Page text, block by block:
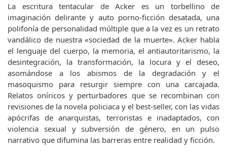
La escritura tentacular de Acker es un torbellino de
imaginación delirante y auto porno-ficción desatada, una
polifonía de personalidad múltiple que a la vez es un retrato
vandálico de nuestra «sociedad de la muerte». Acker habla
el lenguaje del cuerpo, la memoria, el antiautoritarismo, la
desintegración, la transformación, la locura y el deseo,
asomándose a los abismos de la degradación y el
masoquismo para resurgir siempre con una carcajada.
Relatos oníricos y perturbadores que se recombinan con
revisiones de la novela policiaca y el best-seller, con las vidas
apócrifas de anarquistas, terroristas e inadaptados, con
violencia sexual y subversión de género, en un pulso
narrativo que difumina las barreras entre realidad y ficción.